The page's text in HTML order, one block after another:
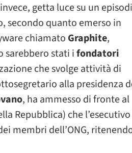
getta luce su un
secondo quanto emerso in
chiamato Graphite,
sarebbero stati ifondatori
che svolge attività di
alla presidenza
, ha ammesso di fronte al
Repubblica) che
membri dell’ONG,